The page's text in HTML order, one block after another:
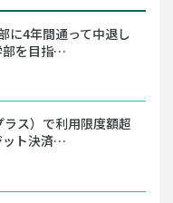
に4年間通って中退し
部を目指…
ス）で利用限度額超
ット決済…